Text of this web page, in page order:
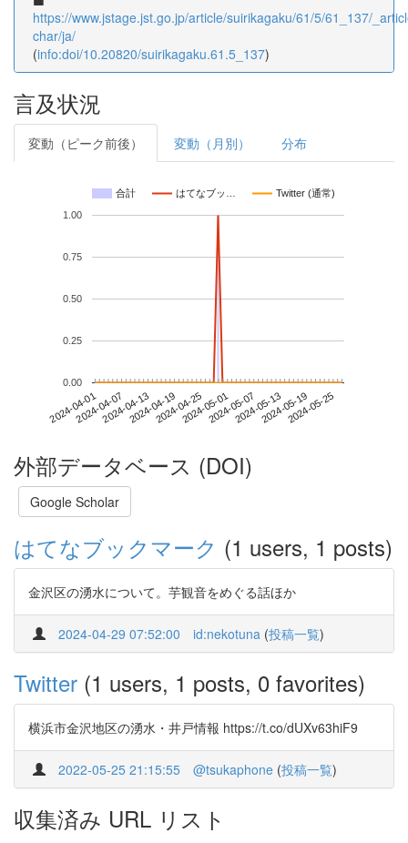
https://www.jstage.jst.go.jp/article/suirikagaku/61/5/61_137/
char/ja/
(info:doi/10.20820/suirikagaku.61.5_137)
言及状況
変動（ピーク前後） 変動（月別） 分布
合計 はてなブッ… Twitter (通常)
2024-04-012024-04-072024-04-132024-04-192024-04-252024-05-012024-05-072024-05-132024-05-192024-05-25
0.00
0.25
0.50
0.75
1.00
外部データベース (DOI)
Google Scholar
はてなブックマーク (1 users, 1 posts)
金沢区の湧水について。芋観音をめぐる話ほか
2024-04-29 07:52:00 id:nekotuna (投稿一覧)
Twitter (1 users, 1 posts, 0 favorites)
横浜市金沢地区の湧水・井戸情報 https://t.co/dUXv63hiF9
2022-05-25 21:15:55 @tsukaphone (投稿一覧)
収集済み URL リスト